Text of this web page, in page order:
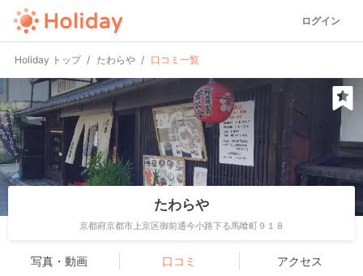
ログイン
Holiday トップ たわらや 口コミ一覧
たわらや
京都府京都市上京区御前通今小路下る馬喰町９１８
写真・動画 口コミ アクセス